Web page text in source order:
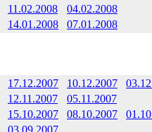
11.02.2008
04.02.2008
14.01.2008 07.01.2008
17.12.2007 10.12.2007
12.11.2007
05.11.2007
15.10.2007 08.10.2007
03.09.2007